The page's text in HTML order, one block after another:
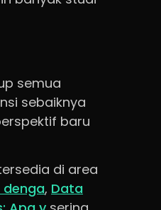
semua
sebaiknya
baru
di area
denga, Data